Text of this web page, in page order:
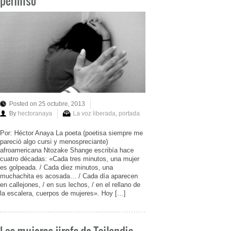
Posted on 25 octubre, 2013
By hectoranaya La voz liberada portada
Por: Héctor Anaya La poeta (poetisa siempre me
pareció algo cursi y menospreciante)
afroamericana Ntozake Shange escribía hace
cuatro décadas: «Cada tres minutos, una mujer
es golpeada. / Cada diez minutos, una
muchachita es acosada… / Cada día aparecen
en callejones, / en sus lechos, / en el rellano de
la escalera, cuerpos de mujeres». Hoy […]